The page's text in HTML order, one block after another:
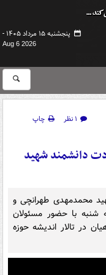
پنجشنبه ۱۵ مرداد ۱۴۰۵ -
Aug 6 2026
۱ نظر
چاپ
دانشمند شهید
محمدمهدی طهرانچی و
با حضور مسئولان
در تالار اندیشه حوزه